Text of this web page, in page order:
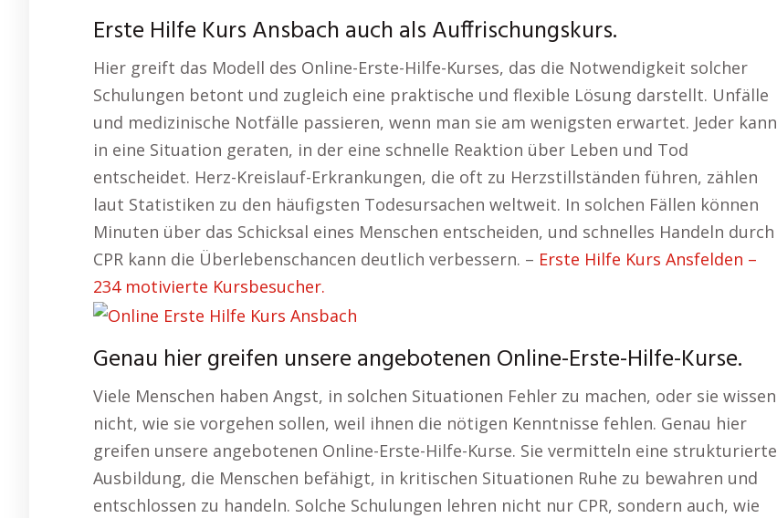
Erste Hilfe Kurs Ansbach auch als Auffrischungskurs.
Hier greift das Modell des Online-Erste-Hilfe-Kurses, das die Notwendigkeit solcher
Schulungen betont und zugleich eine praktische und flexible Lösung darstellt. Unfälle
und medizinische Notfälle passieren, wenn man sie am wenigsten erwartet. Jeder kann
in eine Situation geraten, in der eine schnelle Reaktion über Leben und Tod
entscheidet. Herz-Kreislauf-Erkrankungen, die oft zu Herzstillständen führen, zählen
laut Statistiken zu den häufigsten Todesursachen weltweit. In solchen Fällen können
Minuten über das Schicksal eines Menschen entscheiden, und schnelles Handeln durch
CPR kann die Überlebenschancen deutlich verbessern. – Erste Hilfe Kurs Ansfelden –
234 motivierte Kursbesucher.
Genau hier greifen unsere angebotenen Online-Erste-Hilfe-Kurse.
Viele Menschen haben Angst, in solchen Situationen Fehler zu machen, oder sie wissen
nicht, wie sie vorgehen sollen, weil ihnen die nötigen Kenntnisse fehlen. Genau hier
greifen unsere angebotenen Online-Erste-Hilfe-Kurse. Sie vermitteln eine strukturierte
Ausbildung, die Menschen befähigt, in kritischen Situationen Ruhe zu bewahren und
entschlossen zu handeln. Solche Schulungen lehren nicht nur CPR, sondern auch, wie